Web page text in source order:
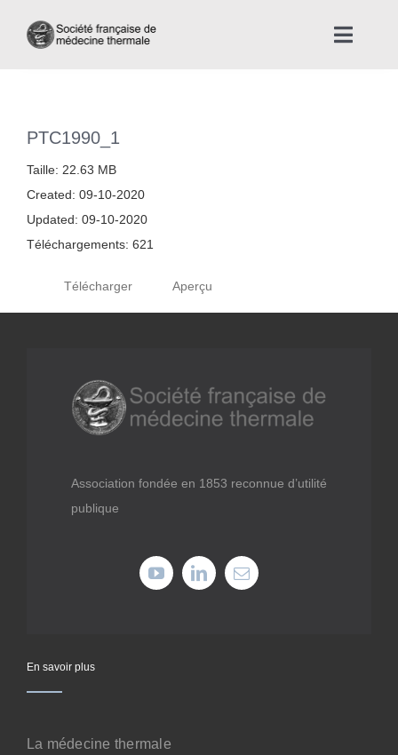
Toggle
Nous connaître
Actualités
Médiathèque
Recherche
Offres professionnelles
Cotiser
Faire un don
PTC1990_1
Taille: 22.63 MB
Created: 09-10-2020
Updated: 09-10-2020
Téléchargements: 621
Télécharger Aperçu
Association fondée en 1853 reconnue d’utilité
publique
En savoir plus
La médecine thermale